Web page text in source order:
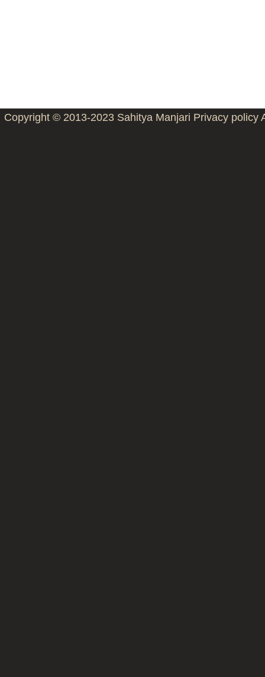
Copyright © 2013-2023 Sahitya Manjari Privacy policy